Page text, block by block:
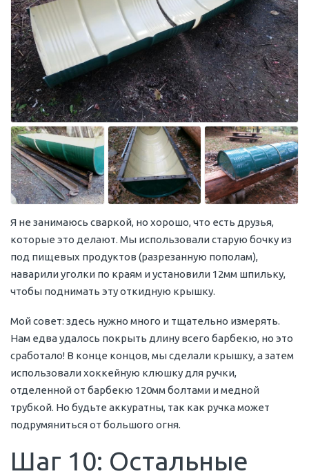
Я не занимаюсь сваркой, но хорошо, что есть друзья,
которые это делают. Мы использовали старую бочку из
под пищевых продуктов (разрезанную пополам),
наварили уголки по краям и установили 12мм шпильку,
чтобы поднимать эту откидную крышку.
Мой совет: здесь нужно много и тщательно измерять.
Нам едва удалось покрыть длину всего барбекю, но это
сработало! В конце концов, мы сделали крышку, а затем
использовали хоккейную клюшку для ручки,
отделенной от барбекю 120мм болтами и медной
трубкой. Но будьте аккуратны, так как ручка может
подрумяниться от большого огня.
Шаг 10: Остальные